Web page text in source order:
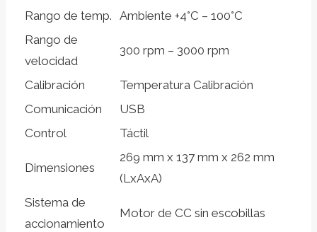
Rango de temp. Ambiente +4°C – 100°C
Rango de
velocidad
300 rpm – 3000 rpm
Calibración
Temperatura Calibración
Comunicación
USB
Control
Táctil
Dimensiones
269 mm x 137 mm x 262 mm
(LxAxA)
Sistema de
accionamiento
Motor de CC sin escobillas